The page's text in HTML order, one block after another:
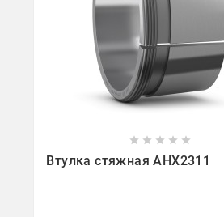
 
    
Втулка стяжная AHX2311